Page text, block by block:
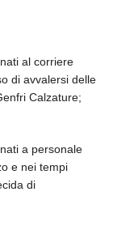
al corriere
di avvalersi delle
Calzature;
a personale
e nei tempi
di